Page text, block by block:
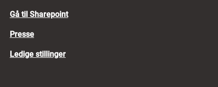
Gå til Sharepoint
Presse
Ledige stillinger